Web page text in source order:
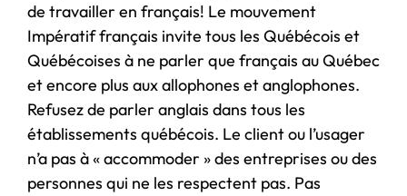
de travailler en français! Le mouvement
Impératif français invite tous les Québécois et
Québécoises à ne parler que français au Québec
et encore plus aux allophones et anglophones.
Refusez de parler anglais dans tous les
établissements québécois. Le client ou l’usager
n’a pas à « accommoder » des entreprises ou des
personnes qui ne les respectent pas. Pas